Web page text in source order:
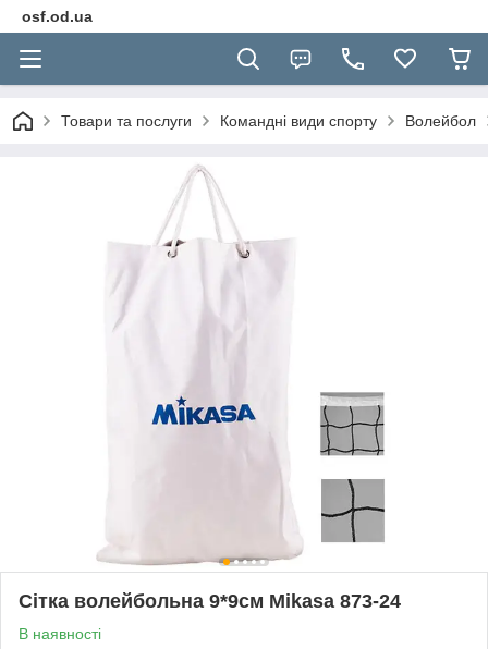
osf.od.ua
Товари та послуги Командні види спорту Волейбол
Сітка волейбольна 9*9см Mikasa 873-24
В наявності